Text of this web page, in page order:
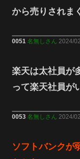
から売りされま
0051 名無しさん 2024/
楽天は太社員が
って楽天社員が
0053 名無しさん 2024/
ソフトバンクが